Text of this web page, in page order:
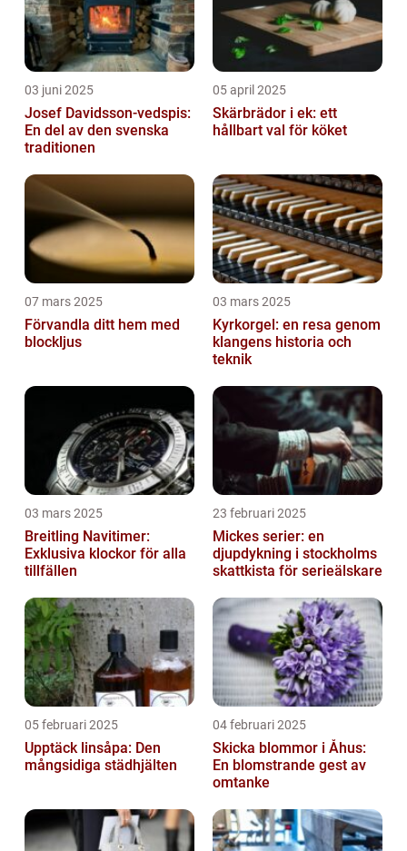
03 juni 2025
Josef Davidsson-vedspis:
En del av den svenska
traditionen
05 april 2025
Skärbrädor i ek: ett
hållbart val för köket
07 mars 2025
Förvandla ditt hem med
blockljus
03 mars 2025
Kyrkorgel: en resa genom
klangens historia och
teknik
03 mars 2025
Breitling Navitimer:
Exklusiva klockor för alla
tillfällen
23 februari 2025
Mickes serier: en
djupdykning i stockholms
skattkista för serieälskare
05 februari 2025
Upptäck linsåpa: Den
mångsidiga städhjälten
04 februari 2025
Skicka blommor i Åhus:
En blomstrande gest av
omtanke